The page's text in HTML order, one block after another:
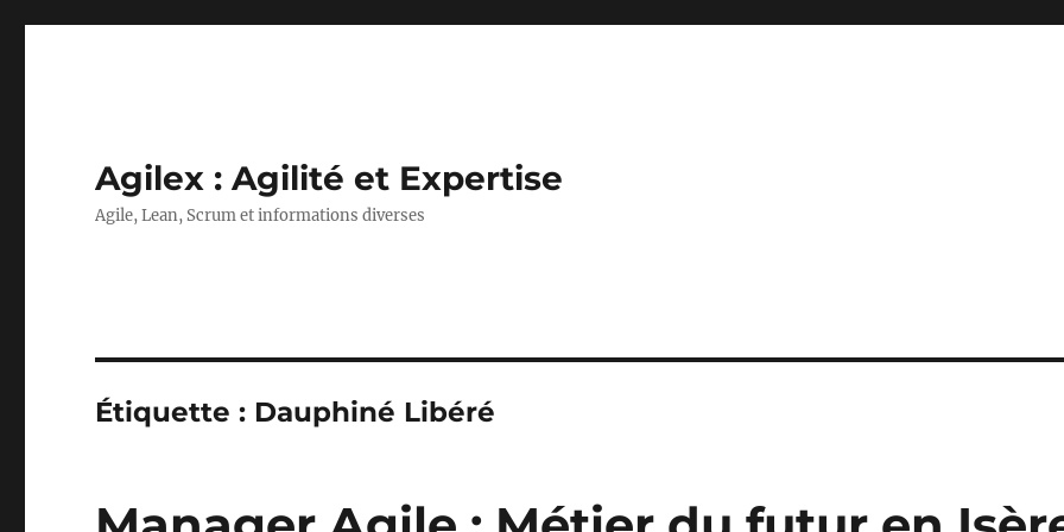
Agilex : Agilité et Expertise
Agile, Lean, Scrum et informations diverses
Étiquette : Dauphiné Libéré